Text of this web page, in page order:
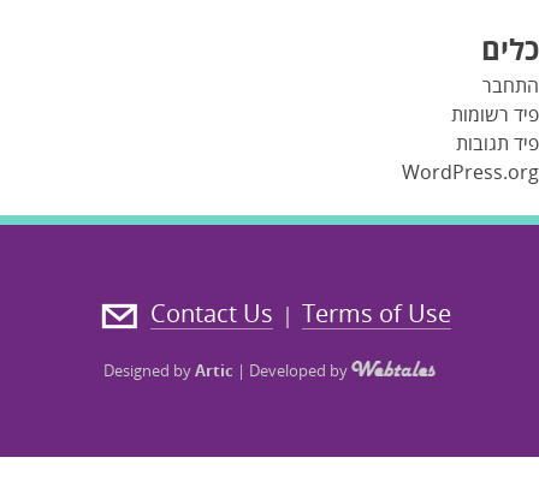
כלים
התחבר
פיד רשומות
פיד תגובות
WordPress.org
Terms of Use
|
Contact Us
Designed byArtic | Developed by